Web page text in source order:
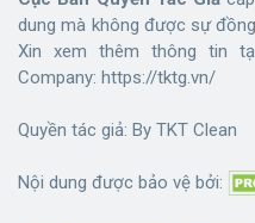
dung mà không được sự
Xin xem thêm thông tin
Company: https://tktg.vn/
Quyền tác giả: By TKT Clean
Nội dung được bảo vệ bởi: